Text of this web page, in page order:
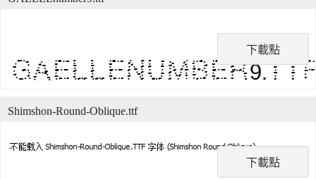
下載點
下載點
Shimshon-Round-Oblique.ttf